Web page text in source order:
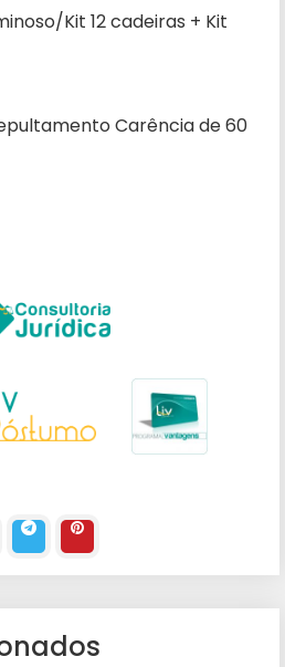
Kit 12 cadeiras + Kit
Carência de 60